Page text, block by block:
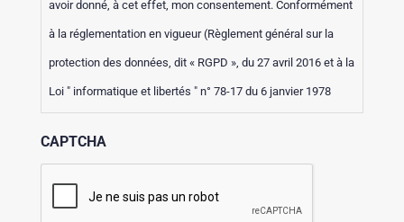
avoir donné, à cet effet, mon consentement. Conformément
à la réglementation en vigueur (Règlement général sur la
protection des données, dit « RGPD », du 27 avril 2016 et à la
Loi " informatique et libertés " n° 78-17 du 6 janvier 1978
de rectification, d’effacement, de portabilité, d’opposition et
concernent.
CAPTCHA